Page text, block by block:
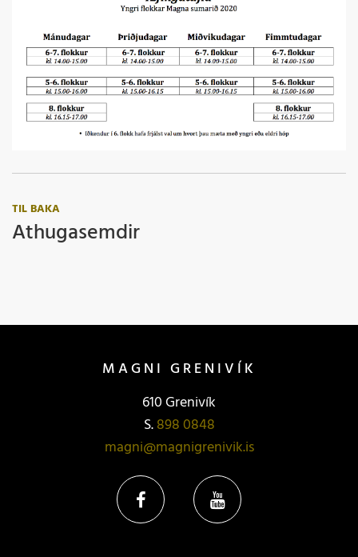
TIL BAKA
Athugasemdir
MAGNI GRENIVÍK
610 Grenivík
S.898 0848
magni@magnigrenivik.is